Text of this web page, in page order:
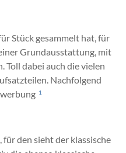
Stück gesammelt hat, für
Grundausstattung, mit
Toll dabei auch die vielen
Nachfolgend
1
den sieht der klassische